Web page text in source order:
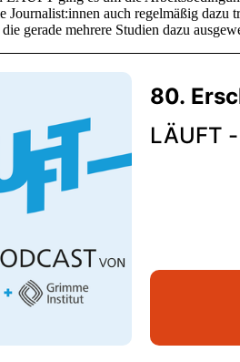
Journalist:innen auch regelmäßig
gerade mehrere Studien dazu